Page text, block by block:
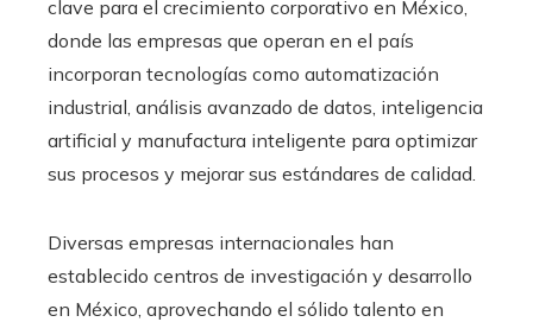
clave para el crecimiento corporativo en México,
donde las empresas que operan en el país
incorporan tecnologías como automatización
industrial, análisis avanzado de datos, inteligencia
artificial y manufactura inteligente para optimizar
sus procesos y mejorar sus estándares de calidad.
Diversas empresas internacionales han
establecido centros de investigación y desarrollo
en México, aprovechando el sólido talento en